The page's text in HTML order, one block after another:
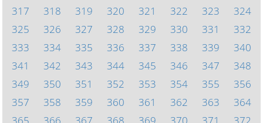
317
318 319 320 321 322 323
324
325
326 327 328 329 330 331
332
333
334 335 336 337 338 339
340
341
342 343 344 345 346 347
348
349
350 351 352 353 354 355
356
357
358 359 360 361 362 363
364